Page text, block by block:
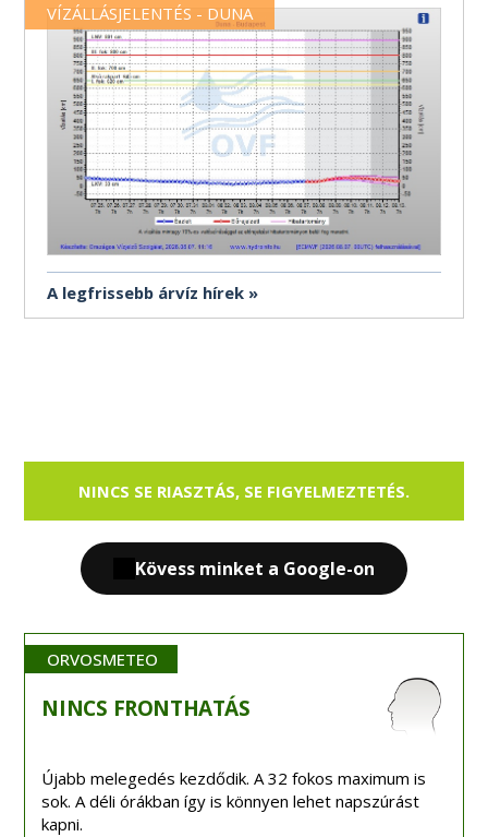
VÍZÁLLÁSJELENTÉS - DUNA
A legfrissebb árvíz hírek
NINCS SE RIASZTÁS, SE FIGYELMEZTETÉS.
Kövess minket a Google-on
ORVOSMETEO
NINCS FRONTHATÁS
Újabb melegedés kezdődik. A 32 fokos maximum is
sok. A déli órákban így is könnyen lehet napszúrást
kapni.